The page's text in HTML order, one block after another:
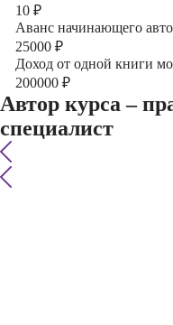
10 ₽
Аванс начинающего
25000 ₽
Доход от одной книги
200000 ₽
Автор курса –
специалист